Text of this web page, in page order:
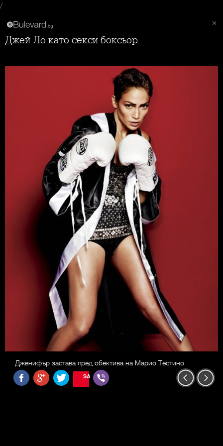
/
Джей Ло като секси боксьор
Дженифър застава пред обектива на Марио Тестино
SAVE